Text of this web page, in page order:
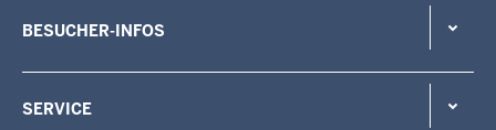
BESUCHER-INFOS
SERVICE